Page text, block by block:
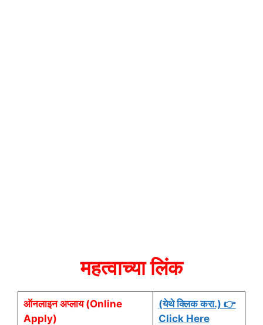
महत्वाच्या लिंक
ऑनलाइन अप्लाय (Online
Apply)
(येथे क्लिक करा.) 👉
Click Here